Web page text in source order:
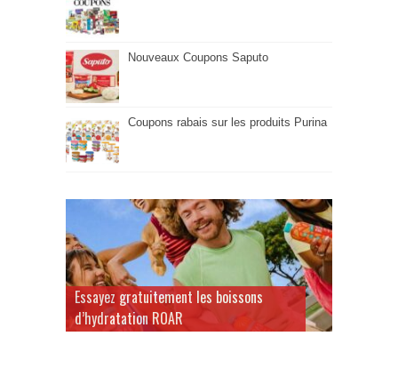
Nouveaux Coupons Saputo
Coupons rabais sur les produits Purina
Essayez gratuitement les boissons
d’hydratation ROAR